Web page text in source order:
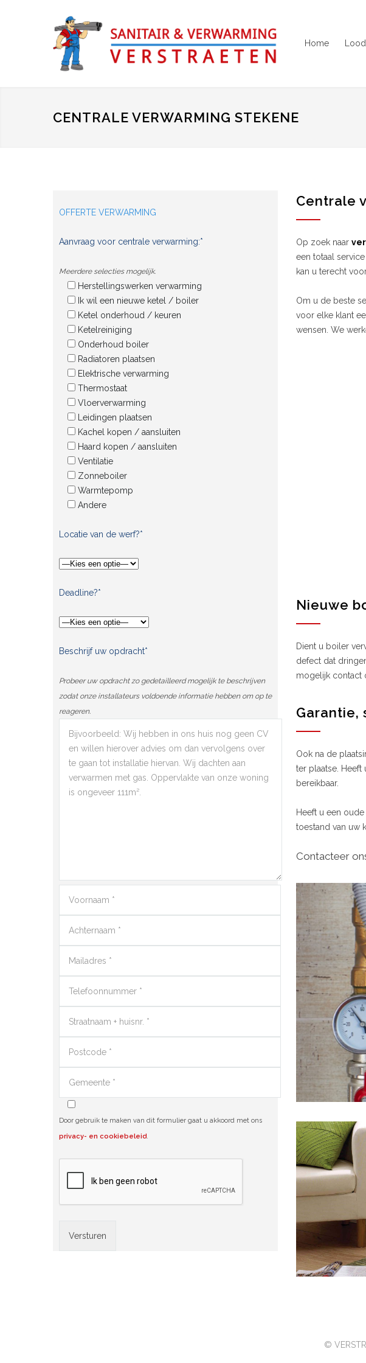
Home
CENTRALE VERWARMING STEKENE
OFFERTE VERWARMING
Aanvraag voor centrale verwarming:*
Meerdere selecties mogelijk.
Herstellingswerken verwarming
Ik wil een nieuwe ketel / boiler
Ketel onderhoud / keuren
Ketelreiniging
Onderhoud boiler
Radiatoren plaatsen
Elektrische verwarming
Thermostaat
Vloerverwarming
Leidingen plaatsen
Kachel kopen / aansluiten
Haard kopen / aansluiten
Ventilatie
Zonneboiler
Warmtepomp
Andere
Locatie van de werf?*
Deadline?*
Beschrijf uw opdracht*
Probeer uw opdracht zo gedetailleerd mogelijk te beschrijven
zodat onze installateurs voldoende informatie hebben om op te
reageren.
Door gebruik te maken van dit formulier gaat u akkoord met ons
privacy- en cookiebeleid.
Centrale
Op zoek naar
een totaal
kan u terecht
Om u de beste
voor elke klant
wensen. We
Nieuwe
Dient u boiler
defect dat
mogelijk contact
Garantie,
Ook na de
ter plaatse. Heeft
bereikbaar.
Heeft u een
toestand van uw
Contacteer
©